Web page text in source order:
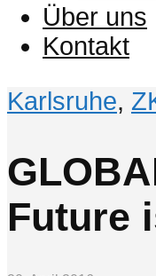
Über uns
Kontakt
Karlsruhe,
Future